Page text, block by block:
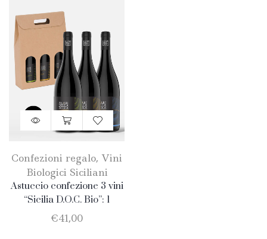
Confezioni regalo, Vini
Biologici Siciliani
Astuccio confezione 3 vini
“Sicilia D.O.C. Bio”: 1
Catarratto – 1 Merlot – 1
Nero D’Avola
€41,00